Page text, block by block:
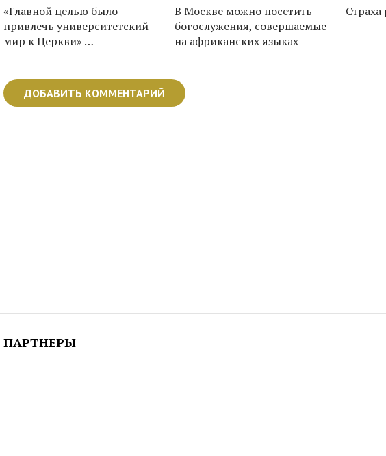
«Главной целью было –
привлечь университетский
мир к Церкви» …
В Москве можно посетить
богослужения, совершаемые
на африканских языках
ДОБАВИТЬ КОММЕНТАРИЙ
ПАРТНЕРЫ